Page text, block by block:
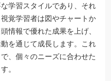
学習スタイルであり、それ
覚学習者は図やチャートか
情報で優れた成果を上げ、
を通じて成長します。これ
、個々のニーズに合わせた
。